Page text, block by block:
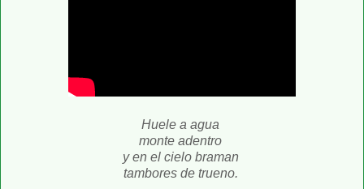
Huele a agua
monte adentro
y en el cielo braman
tambores de trueno.